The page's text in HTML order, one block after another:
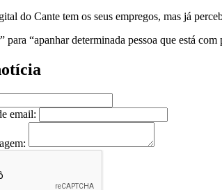
do Cante tem os seus empregos, mas já
para “apanhar determinada pessoa que está
email: